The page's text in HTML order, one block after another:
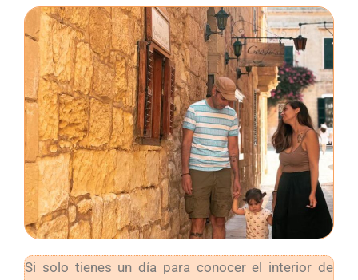
Si solo tienes un día para conocer el interior de